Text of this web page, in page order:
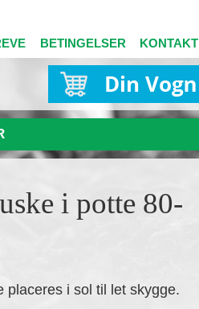
BETINGELSER KONTAKT
i potte 80-
placeres i sol til let skygge.